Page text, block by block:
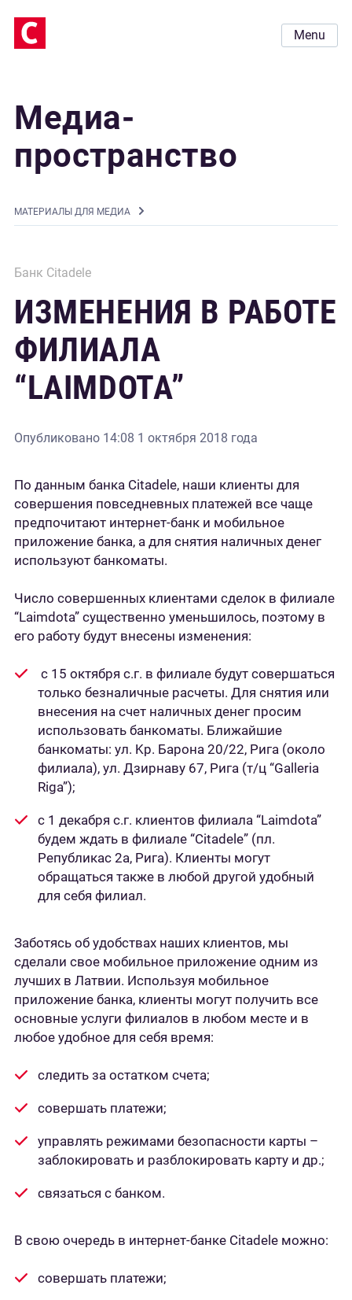
Menu
Медиа-
пространство
MАТЕРИАЛЫ ДЛЯ МЕДИА
Банк Citadele
ИЗМЕНЕНИЯ В РАБОТЕ
ФИЛИАЛА
“LAIMDOTA”
Опубликовано 14:08 1 октября 2018 года
По данным банка Citadele, наши клиенты для
совершения повседневных платежей все чаще
предпочитают интернет-банк и мобильное
приложение банка, а для снятия наличных денег
используют банкоматы.
Число совершенных клиентами сделок в филиале
“Laimdota” существенно уменьшилось, поэтому в
его работу будут внесены изменения:
c 15 октября с.г. в филиалe будут совершаться
только безналичные расчеты. Для снятия или
внесения на счет наличных денег просим
использовать банкоматы. Ближайшие
банкоматы: ул. Kp. Бapoна 20/22, Ригa (околo
филиалa), ул. Дзирнаву 67, Ригa (т/ц “Galleria
Riga”);
c 1 декабря с.г. клиентов филиала “Laimdota”
будем ждать в филиале “Citadele” (пл.
Републикас 2а, Ригa). Клиенты могут
обращаться также в любой другой удобный
для себя филиал.
Заботясь об удобствах наших клиентов, мы
сделали свое мобильное приложение одним из
лучших в Латвии. Используя мобильное
приложение банка, клиенты могут получить все
основные услуги филиалов в любом месте и в
любое удобное для себя время:
следить за остатком счета;
совершать платежи;
управлять режимами безопасности карты –
заблокировать и разблокировать карту и др.;
связаться с банком.
В свою очередь в интернет-банке Citadele можно:
совершать платежи;